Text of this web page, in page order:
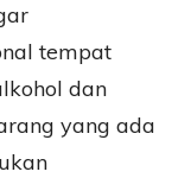
tempat
dan
yang ada